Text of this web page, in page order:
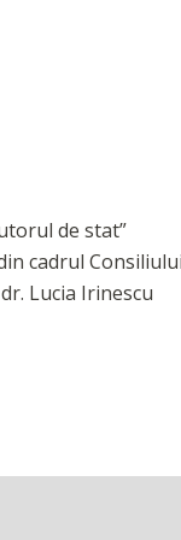
de stat”
cadrul
Lucia Irinescu